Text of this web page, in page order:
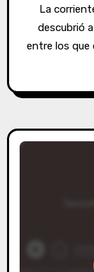
La corriente de cine francés de la década pasada
descubrió
entre los que